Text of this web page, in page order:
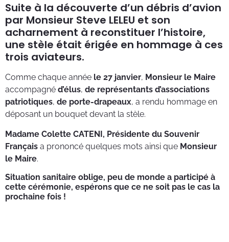
Suite à la découverte d’un débris d’avion
par Monsieur Steve LELEU et son
acharnement à reconstituer l’histoire,
une stèle était érigée en hommage à ces
trois aviateurs.
Comme chaque année le 27 janvier, Monsieur le Maire
accompagné d’élus, de représentants d’associations
patriotiques, de porte-drapeaux, a rendu hommage en
déposant un bouquet devant la stèle.
Madame Colette CATENI, Présidente du Souvenir
Français a prononcé quelques mots ainsi que Monsieur
le Maire.
Situation sanitaire oblige, peu de monde a participé à
cette cérémonie, espérons que ce ne soit pas le cas la
prochaine fois !